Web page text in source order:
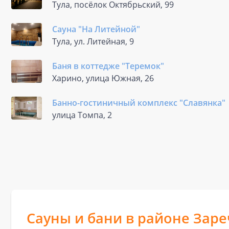
Тула, посёлок Октябрьский, 99
Сауна "На Литейной"
Тула, ул. Литейная, 9
Баня в коттедже "Теремок"
Харино, улица Южная, 26
Банно-гостиничный комплекс "Славянка"
улица Томпа, 2
Сауны и бани в районе